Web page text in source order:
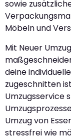
sowie
Möbeln und
Mit Neuer
deine
zugeschnitten
Umzugsservice
Umzug von
stressfrei wie